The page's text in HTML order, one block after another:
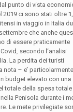
punto di vista
2019 ci sono stati oltre
in viaggio in Italia
che anche
di essere praticamente
secondo l’analisi
La perdita dei turisti
nota – e’ particolarmente
budget elevato con una
totale della spesa totale
Penisola durante i
Le mete privilegiate